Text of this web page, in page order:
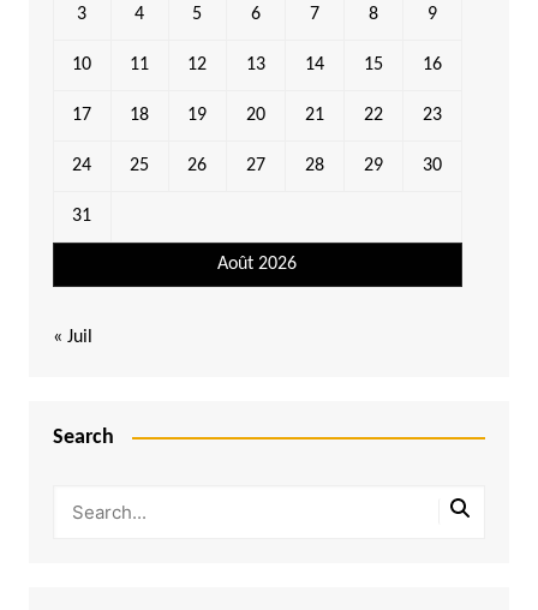
Août 2026
3 4 5 6 7 8 9
10 11 12 13 14 15 16
17 18 19 20 21 22 23
24 25 26 27 28 29 30
31
« Juil
Search